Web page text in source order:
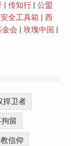
| 传知行| 公盟
安全工具箱
西
金会 玫瑰中国
捍卫者
留
信仰